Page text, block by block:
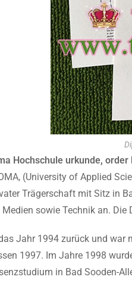
Hochschule urkunde,
(University of Applied
Trägerschaft mit Sitz in
sowie Technik an.
Jahr 1994 zurück und
1997. Im Jahre 1998
in Bad Sooden-